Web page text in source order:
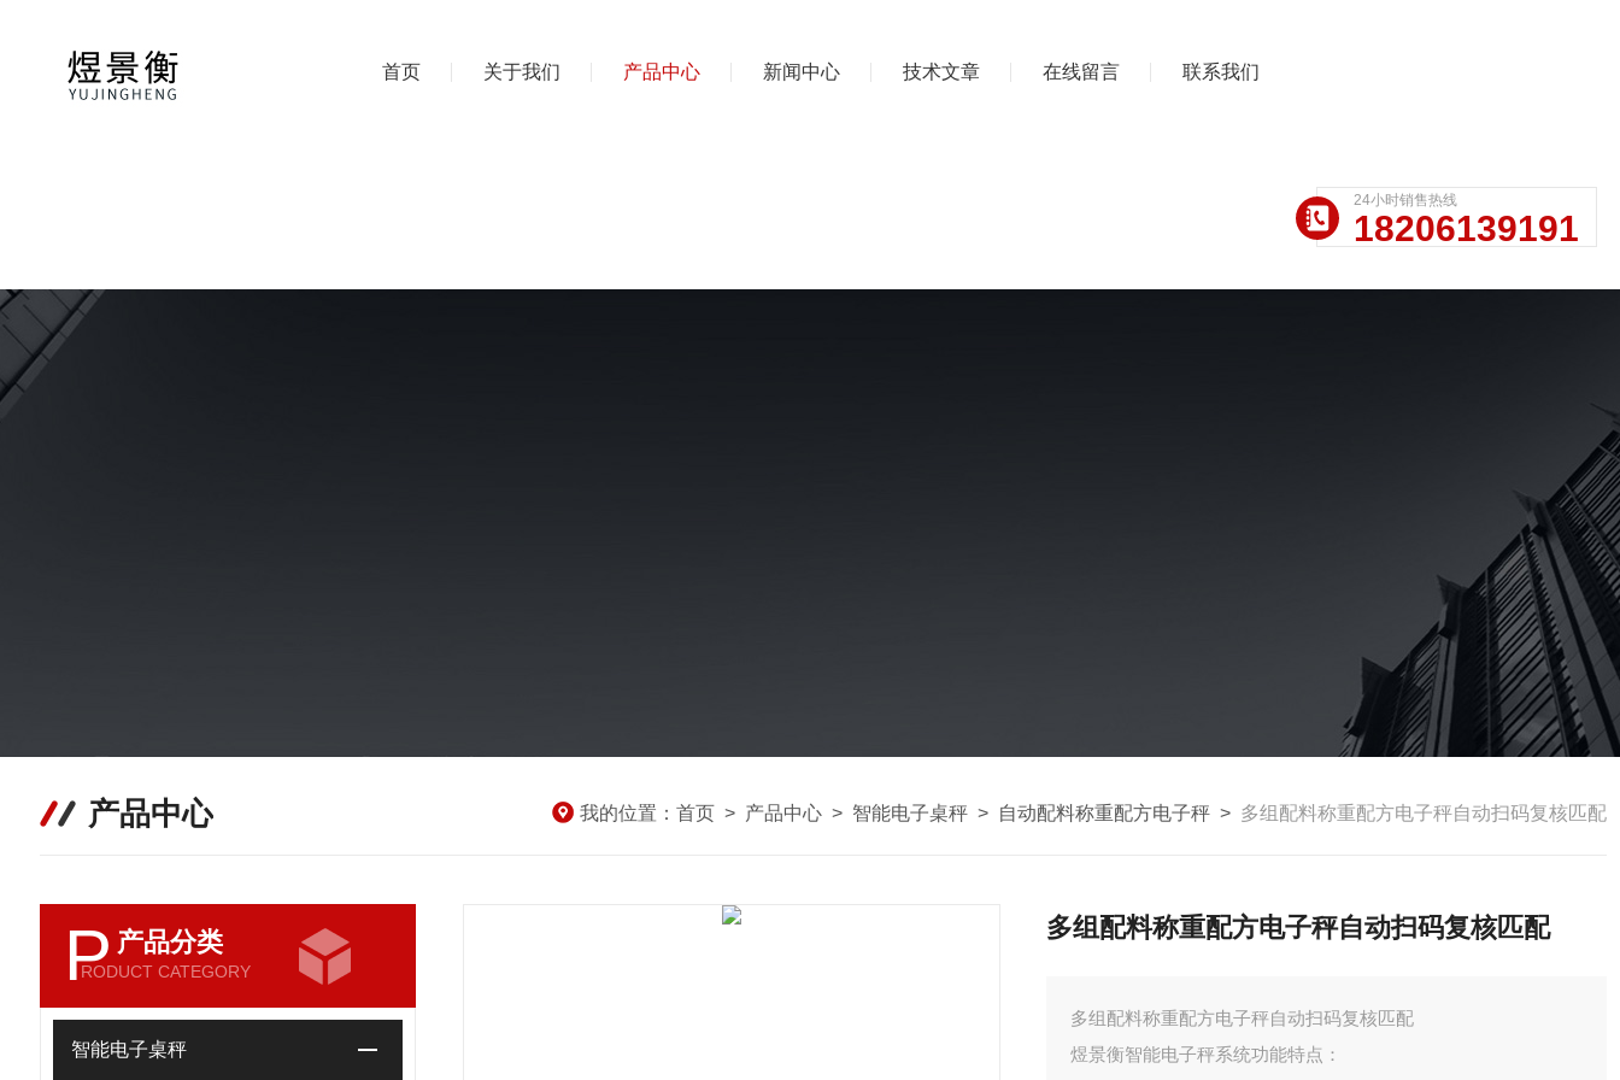
首页 关于我们 产品中心 新闻中心 技术文章 在线留言 联系我们
24小时销售热线
18206139191
产品中心 我的位置： 首页 > 产品中心 > 智能电子桌秤 > 自动配料称重配方电子秤 > 多组配料称重配方电子秤自动扫码复核匹配
P 产品分类
RODUCT CATEGORY
智能电子桌秤
多组配料称重配方电子秤自动扫码复核匹配
多组配料称重配方电子秤自动扫码复核匹配
煜景衡智能电子秤系统功能特点：